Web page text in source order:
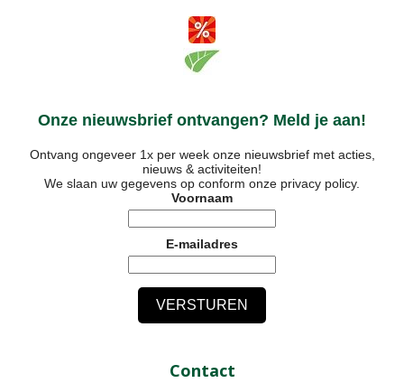
Onze nieuwsbrief ontvangen? Meld je aan!
Ontvang ongeveer 1x per week onze nieuwsbrief met acties,
nieuws & activiteiten!
We slaan uw gegevens op conform onze privacy policy.
Voornaam
E-mailadres
Contact